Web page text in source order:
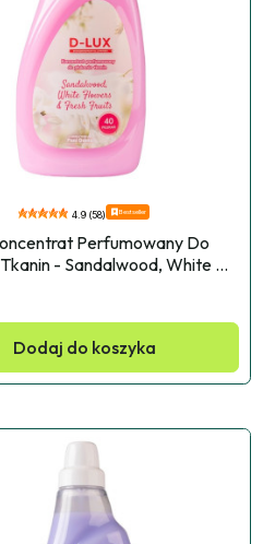
4.9 (58) Bestseller
Perfumowany Do
- Sandalwood, White
Fresh Fruits 1l
Dodaj do koszyka